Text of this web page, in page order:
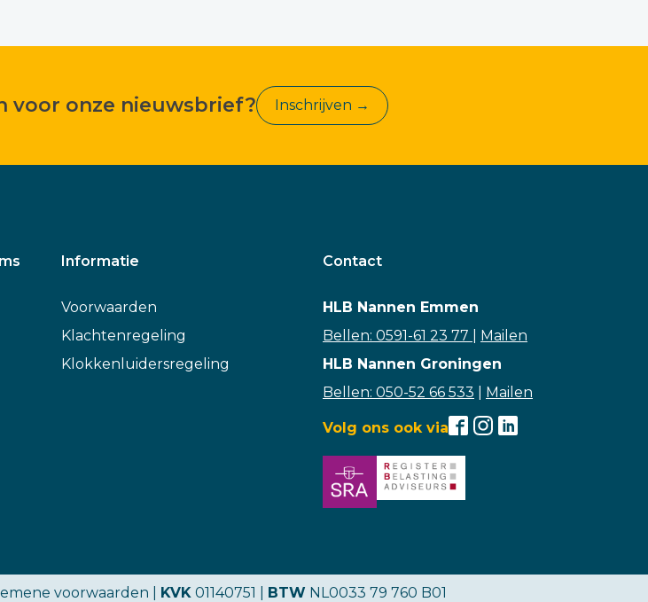
voor onze nieuwsbrief? Inschrijven →
Informatie
Voorwaarden
Klachtenregeling
Klokkenluidersregeling
Contact
HLB Nannen Emmen
Bellen: 0591-61 23 77
Mailen
HLB Nannen Groningen
Bellen: 050-52 66 533
Mailen
Volg ons ook via
voorwaarden KVK 01140751 | BTW NL0033 79 760 B01